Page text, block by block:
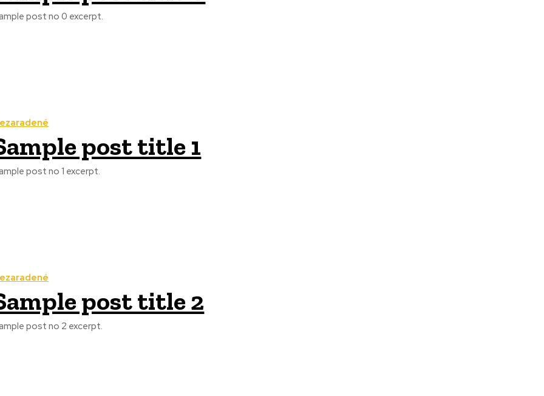
post no 0 excerpt.
post title 1
post no 1 excerpt.
post title 2
post no 2 excerpt.